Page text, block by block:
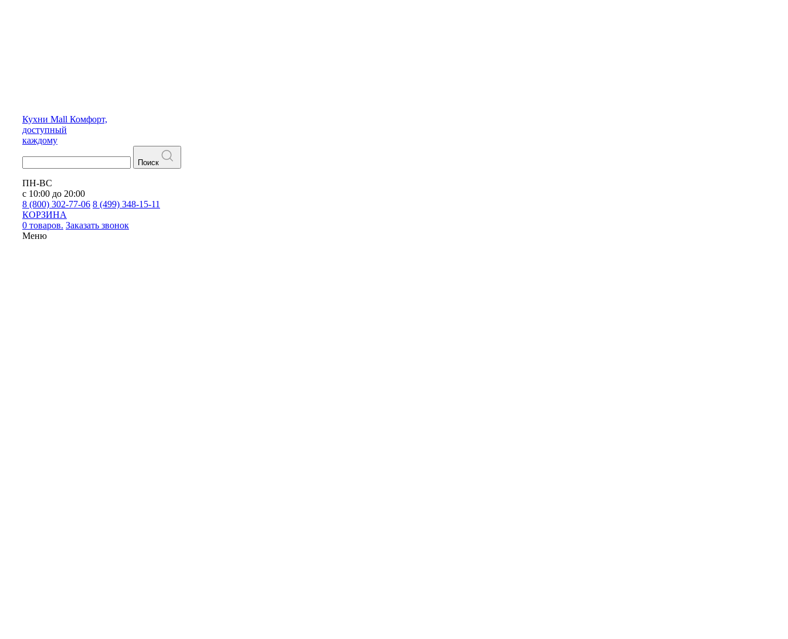
Кухни Mall Комфорт,
доступный
каждому
Поиск
ПН-ВС
с 10:00 до 20:00
8 (800) 302-77-06 8 (499) 348-15-11
КОРЗИНА
0 товаров. Заказать звонок
Меню